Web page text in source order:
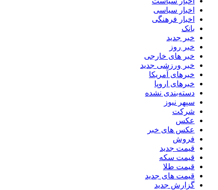
اخبار سیاسی
اخبار فرهنگی
بانک
خبر جدید
خبر روز
خبر های خارجی
خبر ورزشی جدید
خبرهای آمریکا
خبرهای اروپا
دسته‌بندی نشده
سپهر نیوز
شرکت
عکس
عکس های خبر
فروش
قیمت جدید
قیمت سکه
قیمت طلا
قیمت های جدید
گزارش جدید